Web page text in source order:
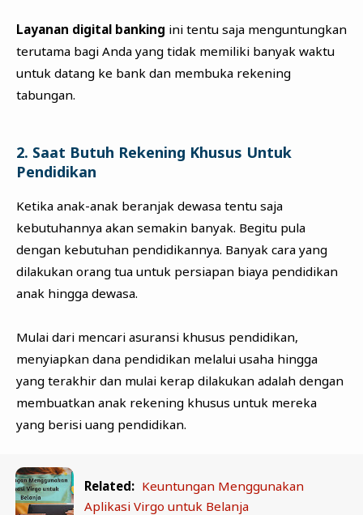
Layanan digital banking ini tentu saja menguntungkan
terutama bagi Anda yang tidak memiliki banyak waktu
untuk datang ke bank dan membuka rekening
tabungan.
2. Saat Butuh Rekening Khusus Untuk
Pendidikan
Ketika anak-anak beranjak dewasa tentu saja
kebutuhannya akan semakin banyak. Begitu pula
dengan kebutuhan pendidikannya. Banyak cara yang
dilakukan orang tua untuk persiapan biaya pendidikan
anak hingga dewasa.
Mulai dari mencari asuransi khusus pendidikan,
menyiapkan dana pendidikan melalui usaha hingga
yang terakhir dan mulai kerap dilakukan adalah dengan
membuatkan anak rekening khusus untuk mereka
yang berisi uang pendidikan.
Related: Keuntungan Menggunakan
Aplikasi Virgo untuk Belanja